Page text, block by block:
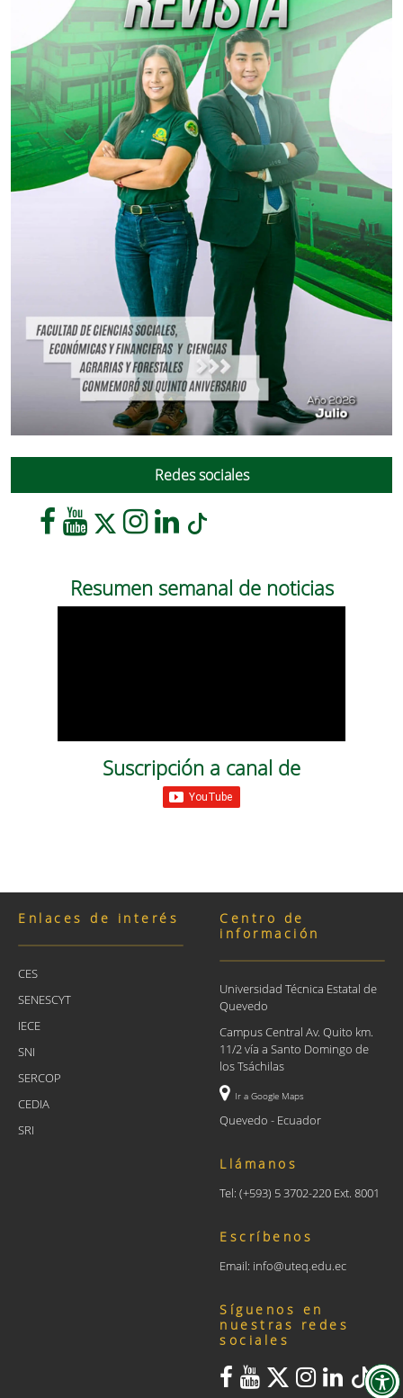
Redes sociales
Resumen semanal de noticias
Suscripción a canal de
Enlaces de interés
CES
SENESCYT
IECE
SNI
SERCOP
CEDIA
SRI
Centro de
información
Universidad Técnica Estatal de
Quevedo
Campus Central Av. Quito km.
11/2 vía a Santo Domingo de
los Tsáchilas
Ir a Google Maps
Quevedo - Ecuador
Llámanos
Tel: (+593) 5 3702-220 Ext. 8001
Escríbenos
Email: info@uteq.edu.ec
Síguenos en
nuestras redes
sociales